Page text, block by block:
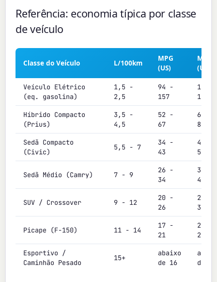
Referência: economia típica por classe
de veículo
Classe do Veículo L/100km
MPG
(US)
MPG
(UK)
Veículo Elétrico
(eq. gasolina)
1,5 -
2,5
94 -
157
113 -
188
Híbrido Compacto
(Prius)
3,5 -
4,5
52 -
67
63 -
81
Sedã Compacto
(Civic)
5,5 - 7
34 -
43
40 -
51
Sedã Médio (Camry) 7 - 9
26 -
34
31 -
40
SUV / Crossover 9 - 12
20 -
26
24 -
31
Picape (F-150) 11 - 14
17 -
21
20 -
26
Esportivo /
Caminhão Pesado
15+
abaixo
de 16
de 19